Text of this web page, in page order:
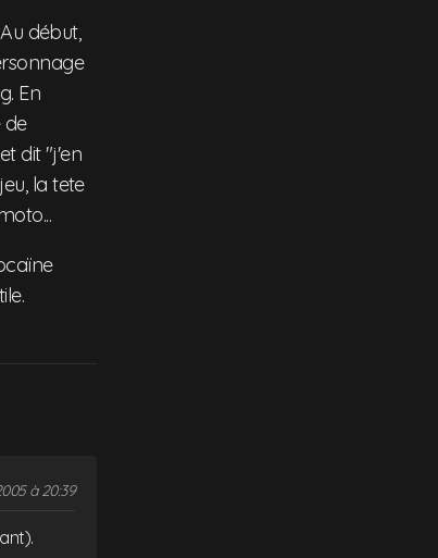
début,
En
de
dit "j'en
la tete
à 20:39